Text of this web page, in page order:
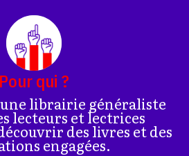
Pour qui ?
librairie généraliste
lecteurs et lectrices
des livres et des
engagées.